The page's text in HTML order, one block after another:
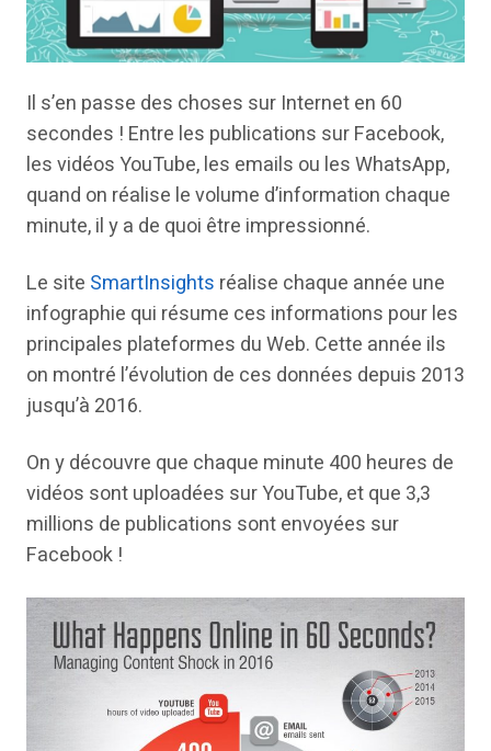
Il s’en passe des choses sur Internet en 60
secondes ! Entre les publications sur Facebook,
les vidéos YouTube, les emails ou les WhatsApp,
quand on réalise le volume d’information chaque
minute, il y a de quoi être impressionné.
Le site SmartInsights réalise chaque année une
infographie qui résume ces informations pour les
principales plateformes du Web. Cette année ils
on montré l’évolution de ces données depuis 2013
jusqu’à 2016.
On y découvre que chaque minute 400 heures de
vidéos sont uploadées sur YouTube, et que 3,3
millions de publications sont envoyées sur
Facebook !